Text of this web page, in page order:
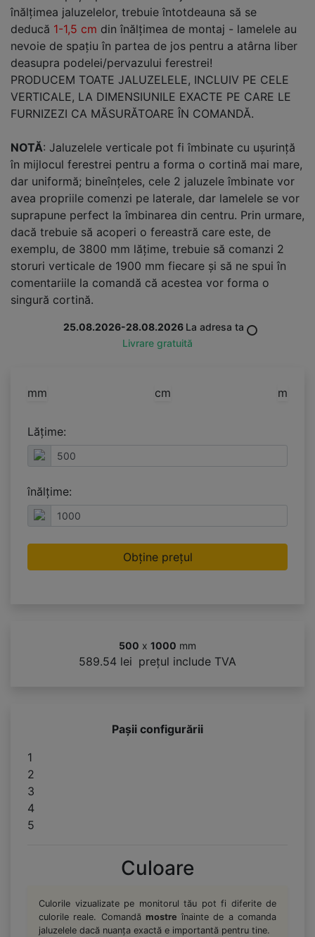
înălțimea jaluzelelor, trebuie întotdeauna să se
deducă 1-1,5 cm din înălțimea de montaj - lamelele au
nevoie de spațiu în partea de jos pentru a atârna liber
deasupra podelei/pervazului ferestrei!
PRODUCEM TOATE JALUZELELE, INCLUIV PE CELE
VERTICALE, LA DIMENSIUNILE EXACTE PE CARE LE
FURNIZEZI CA MĂSURĂTOARE ÎN COMANDĂ.
NOTĂ: Jaluzelele verticale pot fi îmbinate cu ușurință
în mijlocul ferestrei pentru a forma o cortină mai mare,
dar uniformă; bineînțeles, cele 2 jaluzele îmbinate vor
avea propriile comenzi pe laterale, dar lamelele se vor
suprapune perfect la îmbinarea din centru. Prin urmare,
dacă trebuie să acoperi o fereastră care este, de
exemplu, de 3800 mm lățime, trebuie să comanzi 2
storuri verticale de 1900 mm fiecare și să ne spui în
comentariile la comandă că acestea vor forma o
singură cortină.
25.08.2026-28.08.2026 La adresa ta
Livrare gratuită
mm cm m
Lățime:
înălțime:
Obține prețul
500 x 1000 mm
589.54 lei prețul include TVA
Pașii configurării
1
2
3
4
5
Culoare
Culorile vizualizate pe monitorul tău pot fi diferite de
culorile reale. Comandă mostre înainte de a comanda
jaluzelele dacă nuanța exactă e importantă pentru tine.